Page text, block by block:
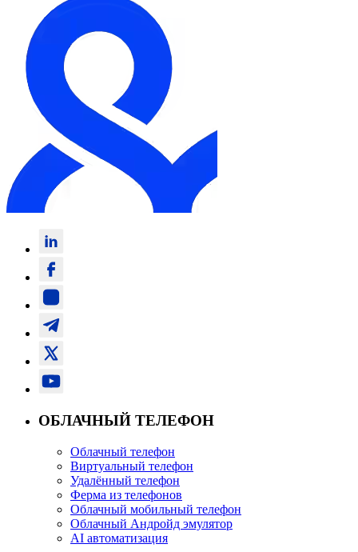
ОБЛАЧНЫЙ ТЕЛЕФОН
Облачный телефон
Виртуальный телефон
Удалённый телефон
Ферма из телефонов
Облачный мобильный телефон
Облачный Андройд эмулятор
AI автоматизация